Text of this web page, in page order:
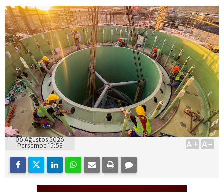
06 Ağustos 2026
Perşembe 15:53
A+ A-